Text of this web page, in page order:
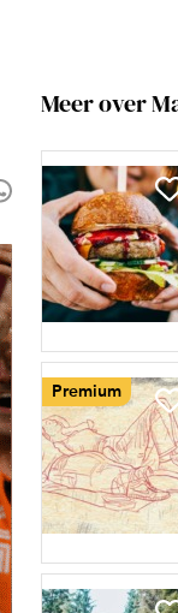
Meer over
Premium